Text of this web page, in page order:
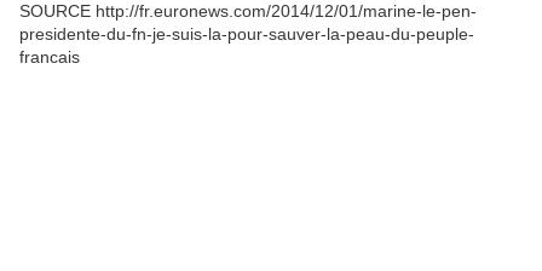
SOURCE http://fr.euronews.com/2014/12/01/marine-le-pen-
presidente-du-fn-je-suis-la-pour-sauver-la-peau-du-peuple-
francais